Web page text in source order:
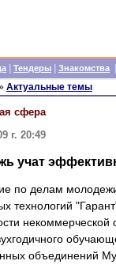
Тендеры Знакомства
Актуальные темы
сфера
г. 20:49
учат
по делам
технологий
объединений